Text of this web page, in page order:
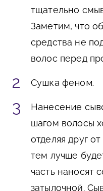
тщательно
Заметим, что
средства не
волос перед
Сушка феном.
Нанесение
шагом волосы
отделяя друг
тем лучше
часть наносят
затылочной.